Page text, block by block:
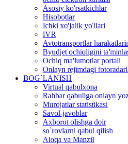
Asosiy ko'rsatkichlar
Hisobotlar
Ichki xo'jalik yo'llari
IVR
Avtotransportlar
Byudjet ochiqligini
Ochiq ma'lumotlar portali
Onlayn rejimdagi
BOG`LANISH
Virtual qabulxona
Rahbar qabuliga onlayn
Murojatlar statistikasi
Savol-javoblar
Axborot olishga doir
so`rovlarni qabul qilish
Aloqa va Manzil